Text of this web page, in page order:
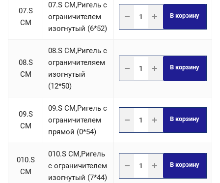
07.S
СM
07.S СM,Ригель c
ограничителем
изогнутый (6*52)
В корзину
08.S
СM
08.S СM,Ригель c
ограничителяем
изогнутый
(12*50)
В корзину
09.S
СM
09.S СM,Ригель c
ограничителем
прямой (0*54)
В корзину
010.S
СM
010.S СM,Ригель
c ограничителем
изогнутый (7*44)
В корзину